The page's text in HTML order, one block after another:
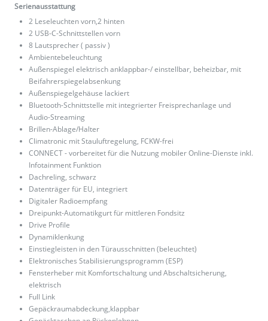
Serienausstattung
2 Leseleuchten vorn,2 hinten
2 USB-C-Schnittstellen vorn
8 Lautsprecher ( passiv )
Ambientebeleuchtung
Außenspiegel elektrisch anklappbar-/ einstellbar, beheizbar, mit
Beifahrerspiegelabsenkung
Außenspiegelgehäuse lackiert
Bluetooth-Schnittstelle mit integrierter Freisprechanlage und
Audio-Streaming
Brillen-Ablage/Halter
Climatronic mit Stauluftregelung, FCKW-frei
CONNECT - vorbereitet für die Nutzung mobiler Online-Dienste inkl.
Infotainment Funktion
Dachreling, schwarz
Datenträger für EU, integriert
Digitaler Radioempfang
Dreipunkt-Automatikgurt für mittleren Fondsitz
Drive Profile
Dynamiklenkung
Einstiegleisten in den Türausschnitten (beleuchtet)
Elektronisches Stabilisierungsprogramm (ESP)
Fensterheber mit Komfortschaltung und Abschaltsicherung,
elektrisch
Full Link
Gepäckraumabdeckung,klappbar